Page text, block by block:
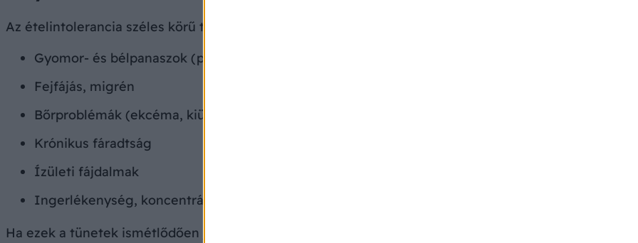
Az ételintolerancia széles körű tüneteket okozhat, például:
Gyomor- és bélpanaszok (puffadás, hasmenés, székrekedés, görcsök)
Fejfájás, migrén
Bőrproblémák (ekcéma, kiütések)
Krónikus fáradtság
Ízületi fájdalmak
Ingerlékenység, koncentrációs problémák
Ha ezek a tünetek ismétlődően jelentkeznek bizonyos ételek fogyasztása után, érdemes